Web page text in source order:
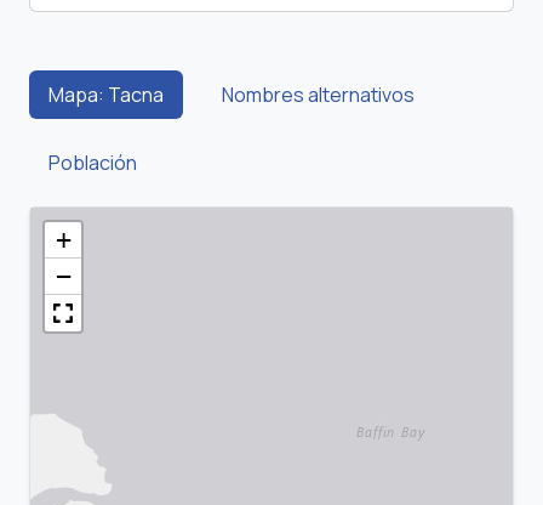
Mapa: Tacna Nombres alternativos
Población
+
−